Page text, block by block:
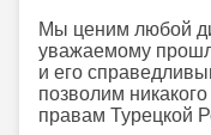
Мы ценим любой
уважаемому
и его
позволим
правам Турецкой